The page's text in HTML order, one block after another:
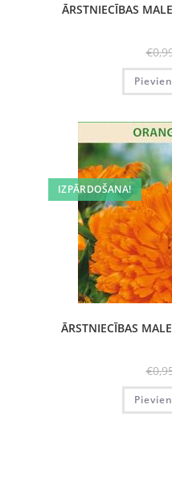
ĀRSTNIECĪBAS
€
IZPĀRDOŠANA!
ĀRSTNIECĪBAS
€